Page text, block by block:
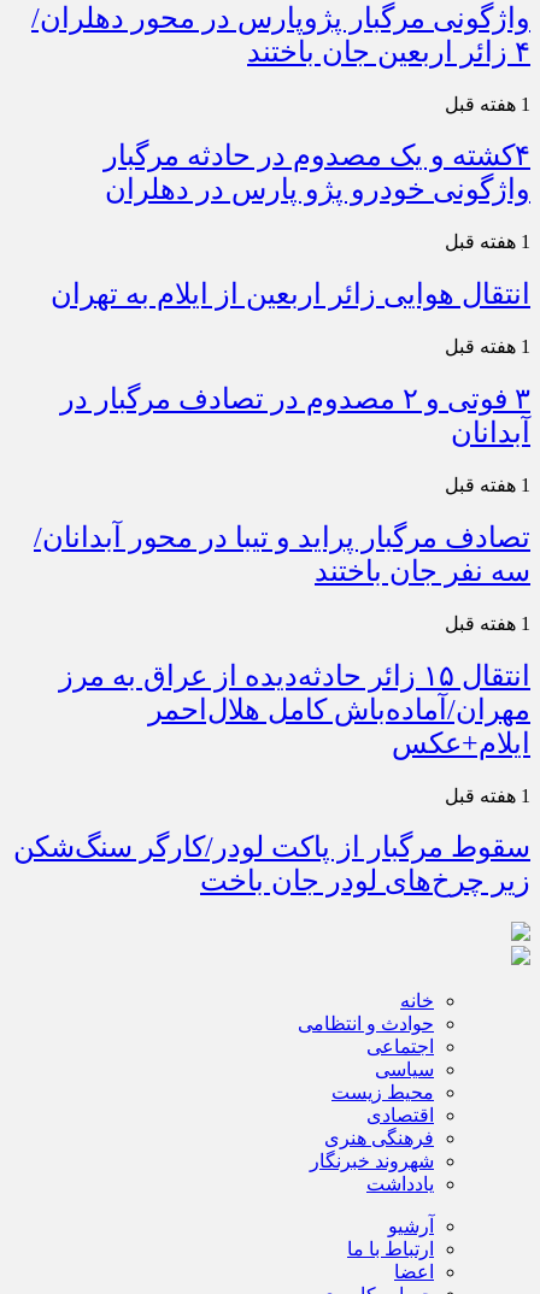
واژگونی مرگبار پژوپارس در محور دهلران/
۴ زائر اربعین جان باختند
1 هفته قبل
۴کشته و یک مصدوم در حادثه مرگبار
واژگونی خودرو پژو پارس در دهلران
1 هفته قبل
انتقال هوایی زائر اربعین از ایلام به تهران
1 هفته قبل
۳ فوتی و ۲ مصدوم در تصادف مرگبار در
آبدانان
1 هفته قبل
تصادف مرگبار پراید و تیبا در محور آبدانان/
سه نفر جان باختند
1 هفته قبل
انتقال ۱۵ زائر حادثه‌دیده از عراق به مرز
مهران/آماده‌باش کامل هلال‌احمر
ایلام+عکس
1 هفته قبل
سقوط مرگبار از پاکت لودر/کارگر سنگ‌شکن
زیر چرخ‌های لودر جان باخت
خانه
حوادث و انتظامی
اجتماعی
سیاسی
محیط زیست
اقتصادی
فرهنگی هنری
شهروند خبرنگار
یادداشت
آرشیو
ارتباط با ما
اعضا